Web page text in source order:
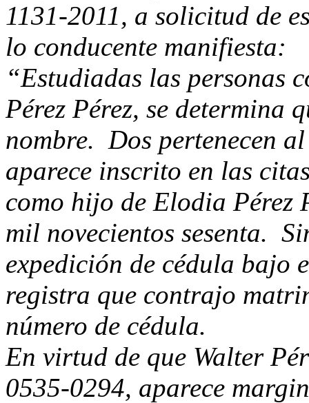
1131-2011, a solicitud de
lo conducente manifiesta:
“Estudiadas las personas
Pérez Pérez, se determina
nombre. Dos pertenecen
aparece inscrito en las
como hijo de Elodia Pérez
mil novecientos sesenta.
expedición de cédula bajo
registra que contrajo
número de cédula.
En virtud de que Walter
0535-0294, aparece